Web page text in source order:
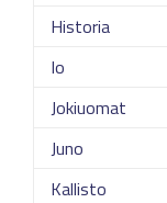
Historia
Io
Jokiuomat
Juno
Kallisto